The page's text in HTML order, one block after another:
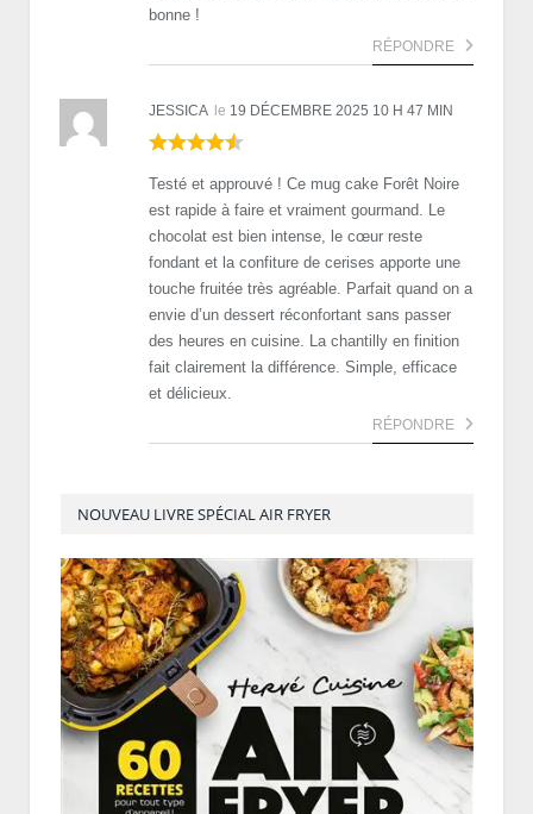
bonne !
RÉPONDRE
JESSICA le 19 DÉCEMBRE 2025 10 H 47 MIN
Testé et approuvé ! Ce mug cake Forêt Noire
est rapide à faire et vraiment gourmand. Le
chocolat est bien intense, le cœur reste
fondant et la confiture de cerises apporte une
touche fruitée très agréable. Parfait quand on a
envie d’un dessert réconfortant sans passer
des heures en cuisine. La chantilly en finition
fait clairement la différence. Simple, efficace
et délicieux.
RÉPONDRE
NOUVEAU LIVRE SPÉCIAL AIR FRYER